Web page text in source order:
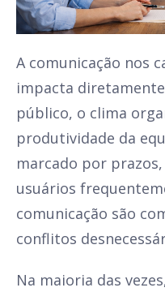
A comunicação nos
impacta
público, o clima
produtividade da
marcado por
usuários
comunicação são
conflitos
Na maioria das